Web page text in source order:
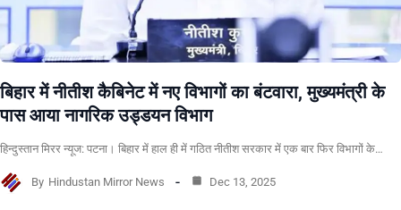
बिहार में नीतीश कैबिनेट में नए विभागों का बंटवारा, मुख्यमंत्री के
पास आया नागरिक उड्डयन विभाग
हिन्दुस्तान मिरर न्यूज: पटना। बिहार में हाल ही में गठित नीतीश सरकार में एक बार फिर विभागों के…
By Hindustan Mirror News Dec 13, 2025